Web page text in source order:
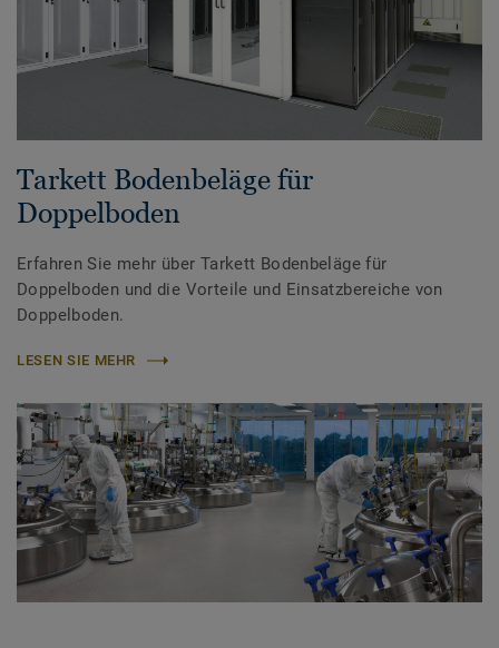
Tarkett Bodenbeläge für
Doppelboden
Erfahren Sie mehr über Tarkett Bodenbeläge für
Doppelboden und die Vorteile und Einsatzbereiche von
Doppelboden.
LESEN SIE MEHR